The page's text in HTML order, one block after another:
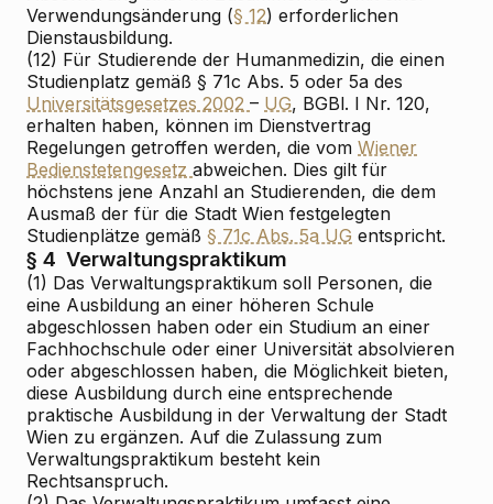
Verwendungsänderung (§ 12) erforderlichen
Dienstausbildung.
(12) Für Studierende der Humanmedizin, die einen
Studienplatz gemäß § 71c Abs. 5 oder 5a des
Universitätsgesetzes 2002 – UG, BGBl. I Nr. 120,
erhalten haben, können im Dienstvertrag
Regelungen getroffen werden, die vom Wiener
Bedienstetengesetz abweichen. Dies gilt für
höchstens jene Anzahl an Studierenden, die dem
Ausmaß der für die Stadt Wien festgelegten
Studienplätze gemäß § 71c Abs. 5a UG entspricht.
§ 4 Verwaltungspraktikum
(1) Das Verwaltungspraktikum soll Personen, die
eine Ausbildung an einer höheren Schule
abgeschlossen haben oder ein Studium an einer
Fachhochschule oder einer Universität absolvieren
oder abgeschlossen haben, die Möglichkeit bieten,
diese Ausbildung durch eine entsprechende
praktische Ausbildung in der Verwaltung der Stadt
Wien zu ergänzen. Auf die Zulassung zum
Verwaltungspraktikum besteht kein
Rechtsanspruch.